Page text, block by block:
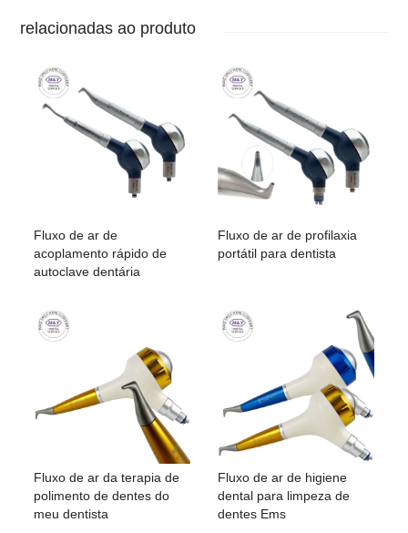
relacionadas ao produto
Fluxo de ar de
acoplamento rápido de
autoclave dentária
Fluxo de ar de profilaxia
portátil para dentista
Fluxo de ar da terapia de
polimento de dentes do
meu dentista
Fluxo de ar de higiene
dental para limpeza de
dentes Ems